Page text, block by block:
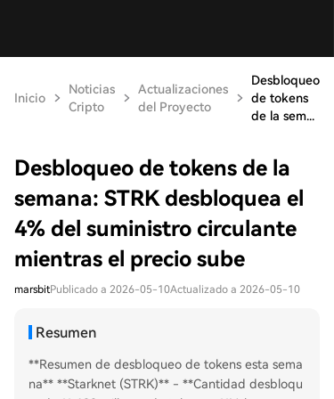
Inicio
Noticias
Cripto
Actualizaciones
del Proyecto
Desbloqueo
de tokens
de la sem...
Desbloqueo de tokens de la
semana: STRK desbloquea el
4% del suministro circulante
mientras el precio sube
marsbitPublicado a 2026-05-10Actualizado a 2026-05-10
Resumen
**Resumen de desbloqueo de tokens esta sema
na** **Starknet (STRK)** - **Cantidad desbloqu